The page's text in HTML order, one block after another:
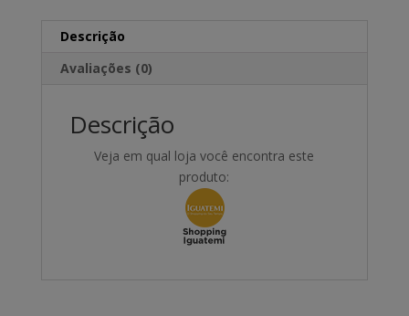
Descrição
Avaliações (0)
Descrição
Veja em qual loja você encontra este
produto: